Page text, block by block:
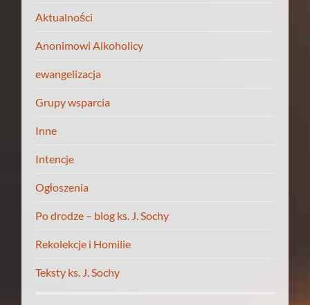
Aktualności
Anonimowi Alkoholicy
ewangelizacja
Grupy wsparcia
Inne
Intencje
Ogłoszenia
Po drodze – blog ks. J. Sochy
Rekolekcje i Homilie
Teksty ks. J. Sochy